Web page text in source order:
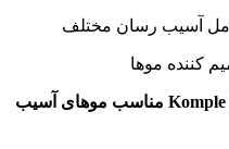
آسیب رسان مختلف
کننده موها
کرم مو ترمیم کننده مدل Komple Onarici 5 مناسب موهای آسیب